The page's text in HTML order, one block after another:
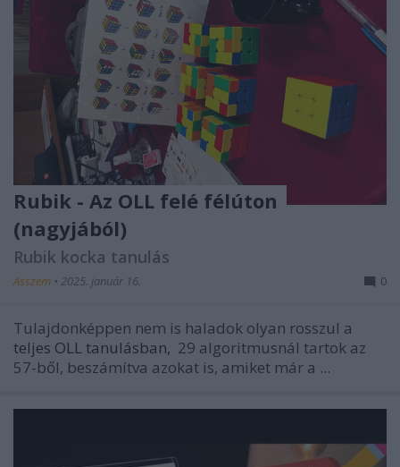
Rubik - Az OLL felé félúton
(nagyjából)
Rubik kocka tanulás
Asszem • 2025. január 16. 0
Tulajdonképpen nem is haladok olyan rosszul a
teljes OLL tanulásban, 29 algoritmusnál tartok az
57-ből, beszámítva azokat is, amiket már a ...